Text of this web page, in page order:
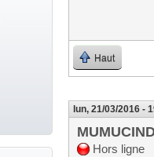
Haut
lun, 21/03/2016 -
Hors ligne